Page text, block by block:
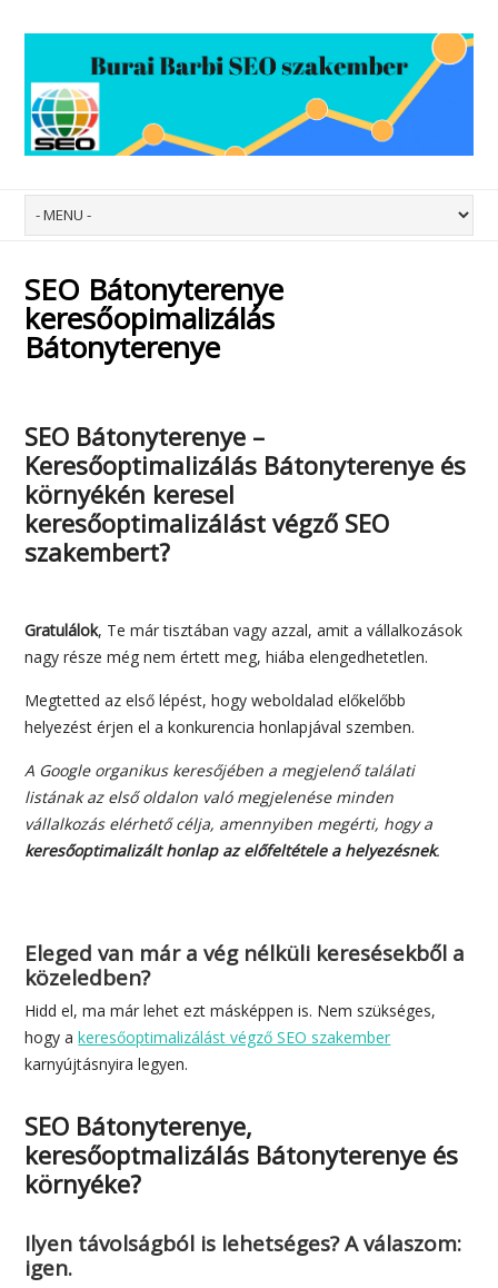
SEO Bátonyterenye
keresőopimalizálás
Bátonyterenye
SEO Bátonyterenye –
Keresőoptimalizálás Bátonyterenye és
környékén keresel
keresőoptimalizálást végző SEO
szakembert?
Gratulálok, Te már tisztában vagy azzal, amit a vállalkozások
nagy része még nem értett meg, hiába elengedhetetlen.
Megtetted az első lépést, hogy weboldalad előkelőbb
helyezést érjen el a konkurencia honlapjával szemben.
A Google organikus keresőjében a megjelenő találati
listának az első oldalon való megjelenése minden
vállalkozás elérhető célja, amennyiben megérti, hogy a
keresőoptimalizált honlap az előfeltétele a helyezésnek.
Eleged van már a vég nélküli keresésekből a
közeledben?
Hidd el, ma már lehet ezt másképpen is. Nem szükséges,
hogy akeresőoptimalizálást végző SEO szakember
karnyújtásnyira legyen.
SEO Bátonyterenye,
keresőoptmalizálás Bátonyterenye és
környéke?
Ilyen távolságból is lehetséges? A válaszom:
igen.